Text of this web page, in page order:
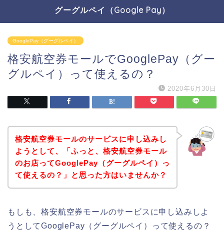
グーグルペイ（Google Pay）
GooglePay（グーグルペイ）
格安航空券モールでGooglePay（グー
グルペイ）って使えるの？
2020年6月30日
格安航空券モールのサービスに申し込みし
ようとして、「ふっと、格安航空券モール
のお店ってGooglePay（グーグルペイ）っ
て使えるの？」と思った方はいませんか？
もしも、格安航空券モールのサービスに申し込みしよ
うとしてGooglePay（グーグルペイ）って使えるの？